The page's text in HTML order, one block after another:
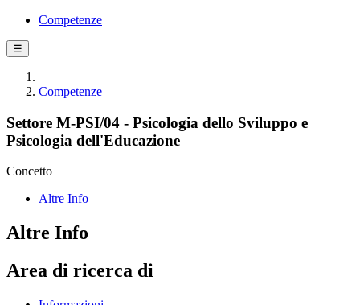
Competenze
☰
Competenze
Settore M-PSI/04 - Psicologia dello Sviluppo e
Psicologia dell'Educazione
Concetto
Altre Info
Altre Info
Area di ricerca di